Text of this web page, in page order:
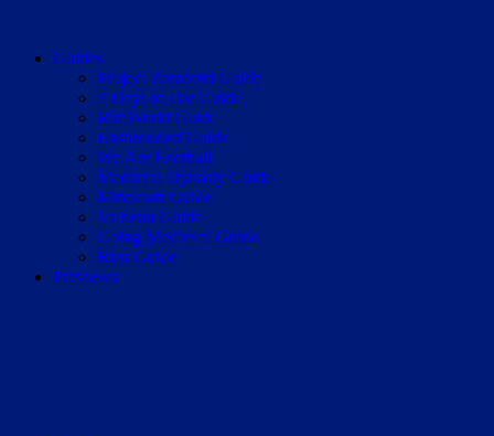
Guides
Project Zomboid Guide
7 Days to Die Guide
RimWorld Guide
Enshrouded Guide
We Are Football
Medieval Dynasty Guide
Minecraft Guide
Valheim Guide
Going Medieval Guide
Rust Guide
Previews